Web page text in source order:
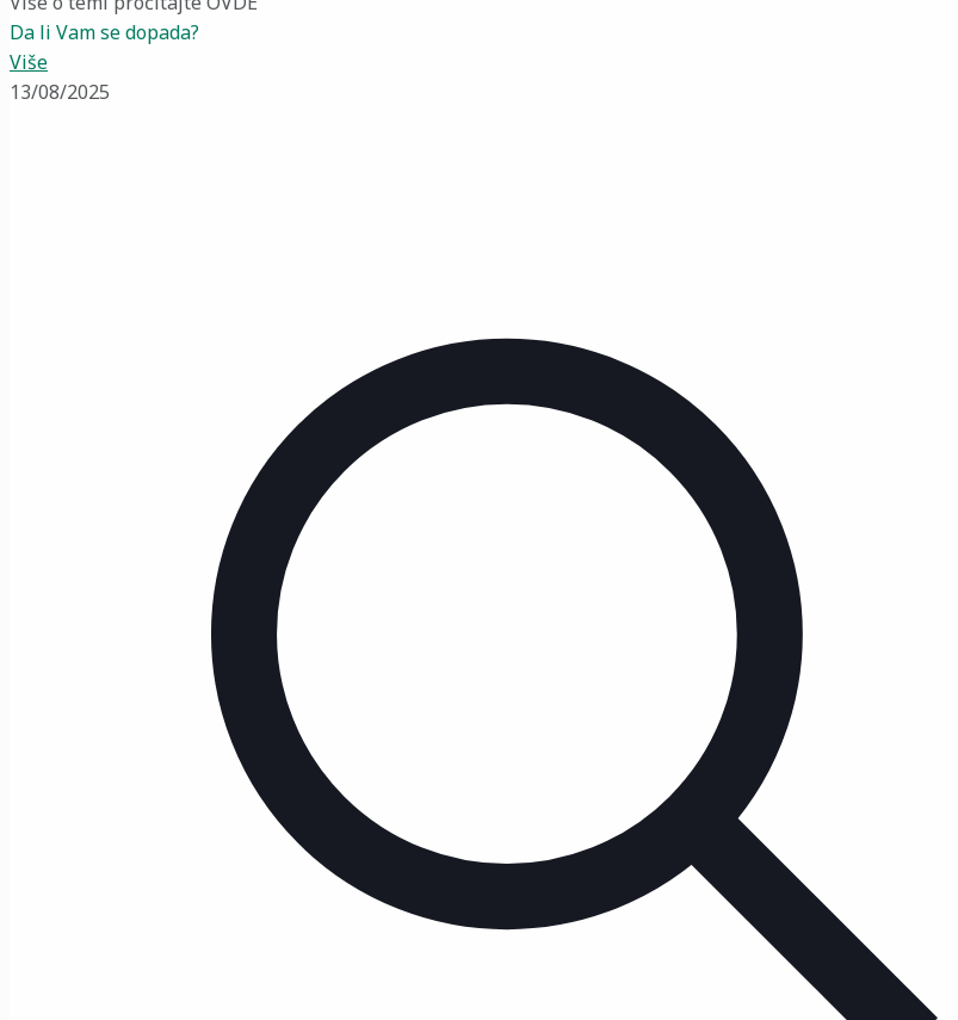
Da li Vam se dopada?
Više
13/08/2025